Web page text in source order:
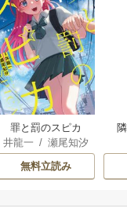
罪と罰のスピカ
井龍一 /瀬尾知汐
無料立読み